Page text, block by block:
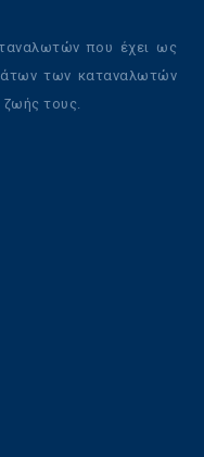
που έχει ως
των καταναλωτών
ζωής τους.